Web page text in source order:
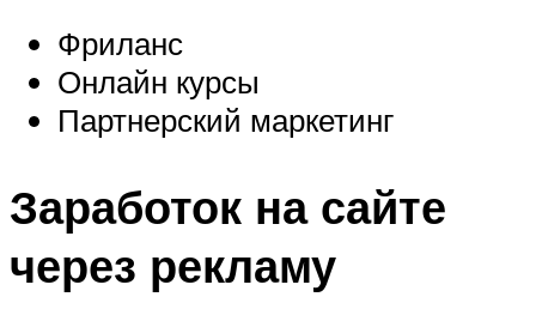
Фриланс
Онлайн курсы
Партнерский маркетинг
Заработок на сайте
через рекламу